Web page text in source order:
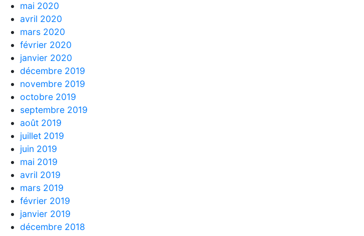
mai 2020
avril 2020
mars 2020
février 2020
janvier 2020
décembre 2019
novembre 2019
octobre 2019
septembre 2019
août 2019
juillet 2019
juin 2019
mai 2019
avril 2019
mars 2019
février 2019
janvier 2019
décembre 2018